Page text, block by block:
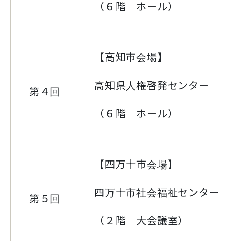
（６階 ホール）
第４回
【高知市会場】
高知県人権啓発センター
（６階 ホール）
第５回
【四万十市会場】
四万十市社会福祉センター
（２階 大会議室）